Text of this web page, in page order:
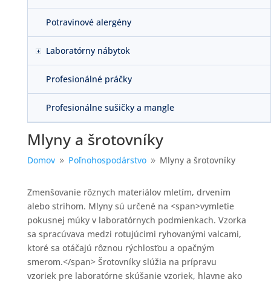
Potravinové alergény
Laboratórny nábytok
Profesionálné práčky
Profesionálne sušičky a mangle
Mlyny a šrotovníky
Domov 9 Poľnohospodárstvo 9 Mlyny a šrotovníky
Zmenšovanie rôznych materiálov mletím, drvením
alebo strihom. Mlyny sú určené na <span>vymletie
pokusnej múky v laboratórnych podmienkach. Vzorka
sa spracúvava medzi rotujúcimi ryhovanými valcami,
ktoré sa otáčajú rôznou rýchlosťou a opačným
smerom.</span> Šrotovníky slúžia na prípravu
vzoriek pre laboratórne skúšanie vzoriek, hlavne ako